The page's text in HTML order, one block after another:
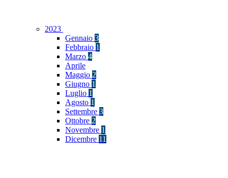
2023
Gennaio 3
Febbraio 1
Marzo 4
Aprile
Maggio 2
Giugno 1
Luglio 1
Agosto 1
Settembre 3
Ottobre 2
Novembre 1
Dicembre 11